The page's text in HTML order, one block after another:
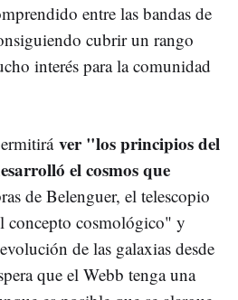
entre las bandas de
cubrir un rango
interés para la comunidad
ver "los principios del
el cosmos que
de Belenguer, el telescopio
concepto cosmológico" y
de las galaxias desde
que el Webb tenga una